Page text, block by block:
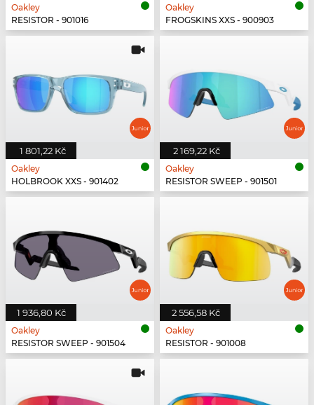
Oakley
RESISTOR - 901016
Oakley
FROGSKINS XXS - 900903
1 801,22 Kč
Oakley
HOLBROOK XXS - 901402
2 169,22 Kč
Oakley
RESISTOR SWEEP - 901501
1 936,80 Kč
Oakley
RESISTOR SWEEP - 901504
2 556,58 Kč
Oakley
RESISTOR - 901008